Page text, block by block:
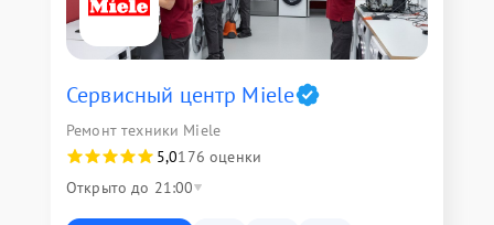
Сервисный центр Miele
Ремонт техники Miele
5,0176 оценки
Открыто до 21:00